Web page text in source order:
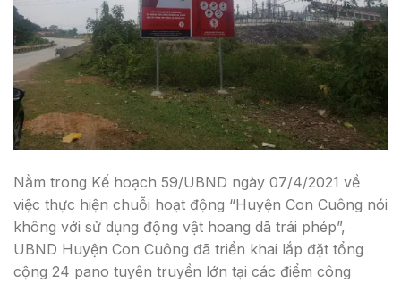
Nằm trong Kế hoạch 59/UBND ngày 07/4/2021 về
việc thực hiện chuỗi hoạt động “Huyện Con Cuông nói
không với sử dụng động vật hoang dã trái phép”,
UBND Huyện Con Cuông đã triển khai lắp đặt tổng
cộng 24 pano tuyên truyền lớn tại các điểm công